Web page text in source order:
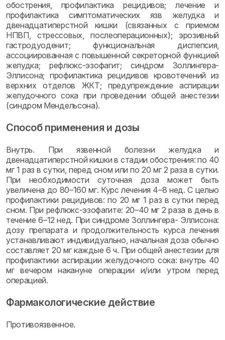
обострения, профилактика рецидивов; лечение и
профилактика симптоматических язв желудка и
двенадцатиперстной кишки (связанных с приемом
НПВП, стрессовых, послеоперационных); эрозивный
гастродуоденит; функциональная диспепсия,
ассоциированная с повышенной секреторной функцией
желудка; рефлюкс-эзофагит; синдром Золлингера-
Эллисона; профилактика рецидивов кровотечений из
верхних отделов ЖКТ; предупреждение аспирации
желудочного сока при проведении общей анестезии
(синдром Мендельсона).
Способ применения и дозы
Внутрь. При язвенной болезни желудка и
двенадцатиперстной кишки в стадии обострения: по 40
мг 1 раз в сутки, перед сном или по 20 мг 2 раза в сутки.
При необходимости суточная доза может быть
увеличена до 80–160 мг. Курс лечения 4–8 нед. С целью
профилактики рецидивов: по 20 мг 1 раз в сутки перед
сном. При рефлюкс-эзофагите: 20–40 мг 2 раза в день в
течение 6–12 нед. При синдроме Золлингера- Эллисона:
дозу препарата и продолжительность курса лечения
устанавливают индивидуально, начальная доза обычно
составляет 20 мг каждые 6 ч. При общей анестезии для
профилактики аспирации желудочного сока: внутрь 40
мг вечером накануне операции и/или утром перед
операцией.
Фармакологические действие
Противоязвенное.